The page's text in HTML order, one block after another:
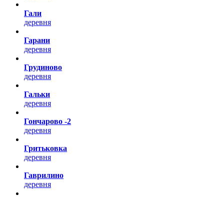
Гали
деревня
Гарани
деревня
Грудиново
деревня
Гальки
деревня
Гончарово -2
деревня
Гритьковка
деревня
Гаврилино
деревня